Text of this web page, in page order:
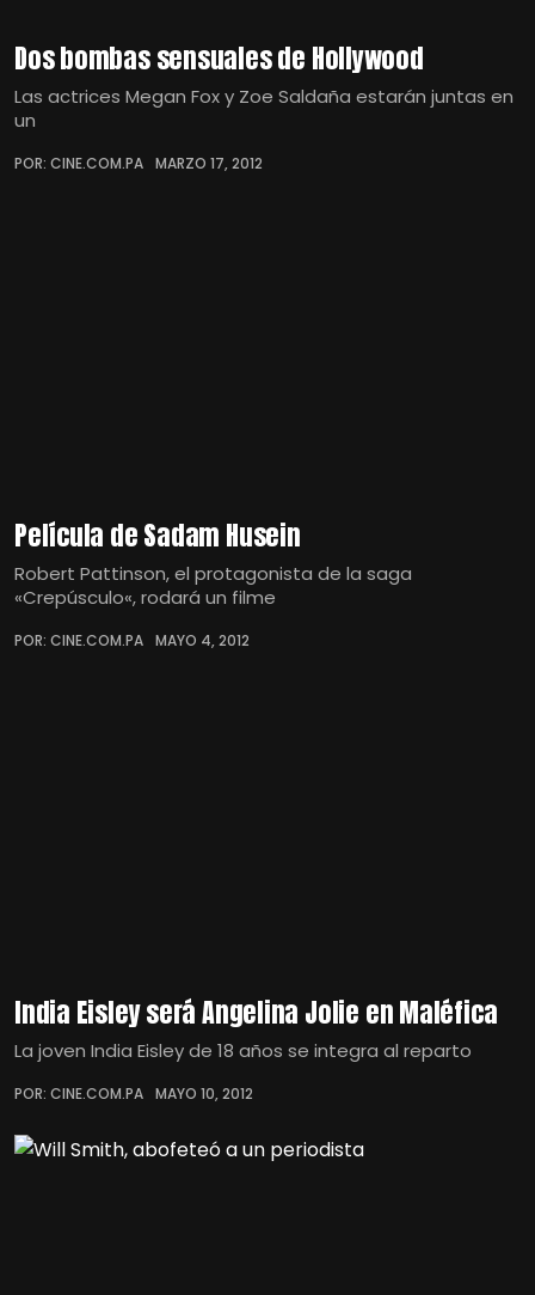
Dos bombas sensuales de Hollywood
Las actrices Megan Fox y Zoe Saldaña estarán juntas en
un
POR: CINE.COM.PA MARZO 17, 2012
Película de Sadam Husein
Robert Pattinson, el protagonista de la saga
«Crepúsculo«, rodará un filme
POR: CINE.COM.PA MAYO 4, 2012
India Eisley será Angelina Jolie en Maléfica
La joven India Eisley de 18 años se integra al reparto
POR: CINE.COM.PA MAYO 10, 2012